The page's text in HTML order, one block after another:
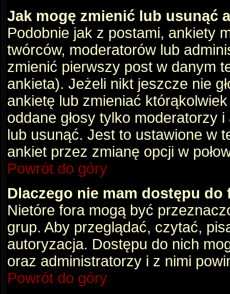
Jak mogę zmienić lub usunąć
Podobnie jak z postami, ankiety
twórców, moderatorów lub
zmienić pierwszy post w danym
ankieta). Jeżeli nikt jeszcze nie
ankietę lub zmieniać
oddane głosy tylko moderatorzy
lub usunąć. Jest to ustawione w
ankiet przez zmianę opcji w
Powrót do góry
Dlaczego nie mam dostępu do
Nietóre fora mogą być
grup. Aby przeglądać, czytać,
autoryzacja. Dostępu do nich
oraz administratorzy i z nimi
Powrót do góry